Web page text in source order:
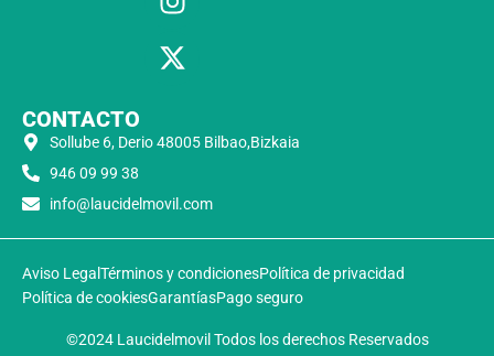
CONTACTO
Sollube 6, Derio 48005 Bilbao,Bizkaia
946 09 99 38
info@laucidelmovil.com
Aviso LegalTérminos y condicionesPolítica de privacidad
Política de cookiesGarantíasPago seguro
©2024 Laucidelmovil Todos los derechos Reservados